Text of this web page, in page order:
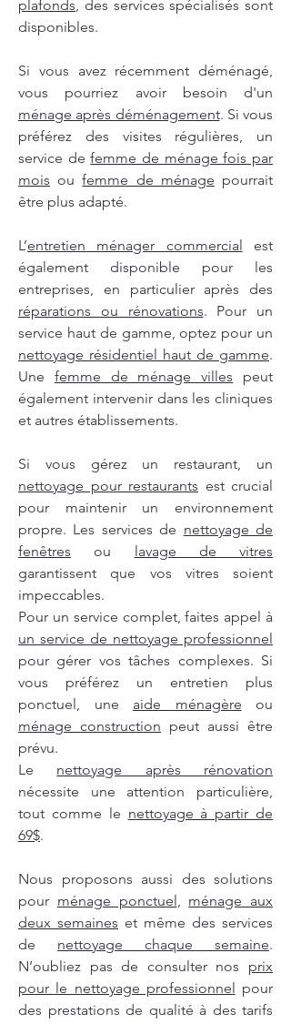
plafonds, des services spécialisés sont
disponibles.
Si vous avez récemment déménagé,
vous pourriez avoir besoin d'un
ménage après déménagement. Si vous
préférez des visites régulières, un
service defemme de ménage fois par
mois oufemme de ménage pourrait
être plus adapté.
L’entretien ménager commercial est
également disponible pour les
entreprises, en particulier après des
réparations ou rénovations. Pour un
service haut de gamme, optez pour un
nettoyage résidentiel haut de gamme.
Une femme de ménage villes peut
également intervenir dans les cliniques
et autres établissements.
Si vous gérez un restaurant, un
nettoyage pour restaurants est crucial
pour maintenir un environnement
propre. Les services de nettoyage de
fenêtres ou lavage de vitres
garantissent que vos vitres soient
impeccables.
Pour un service complet, faites appel à
un service de nettoyage professionnel
pour gérer vos tâches complexes. Si
vous préférez un entretien plus
ponctuel, une aide ménagère ou
ménage construction peut aussi être
prévu.
Le nettoyage après rénovation
nécessite une attention particulière,
tout comme le nettoyage à partir de
69$.
Nous proposons aussi des solutions
pour ménage ponctuel, ménage aux
deux semaines et même des services
de nettoyage chaque semaine.
N’oubliez pas de consulter nos prix
pour le nettoyage professionnel pour
des prestations de qualité à des tarifs